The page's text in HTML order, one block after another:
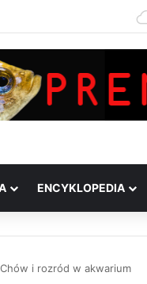
ENCYKLOPEDIA
i rozród w akwarium